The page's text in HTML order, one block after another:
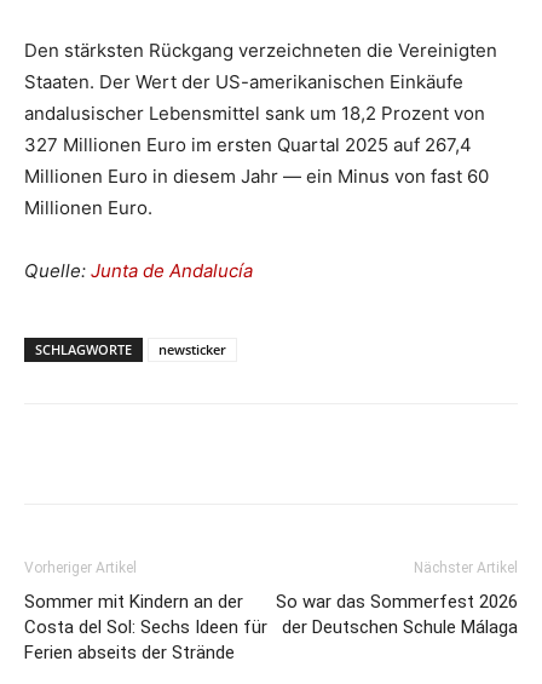
Den stärksten Rückgang verzeichneten die Vereinigten
Staaten. Der Wert der US-amerikanischen Einkäufe
andalusischer Lebensmittel sank um 18,2 Prozent von
327 Millionen Euro im ersten Quartal 2025 auf 267,4
Millionen Euro in diesem Jahr — ein Minus von fast 60
Millionen Euro.
Quelle: Junta de Andalucía
SCHLAGWORTE newsticker
Vorheriger Artikel
Sommer mit Kindern an der
Costa del Sol: Sechs Ideen für
Ferien abseits der Strände
Nächster Artikel
So war das Sommerfest 2026
der Deutschen Schule Málaga